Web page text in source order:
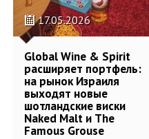
17.05.2026
Global Wine & Spirit
расширяет портфель:
на рынок Израиля
выходят новые
шотландские виски
Naked Malt и The
Famous Grouse